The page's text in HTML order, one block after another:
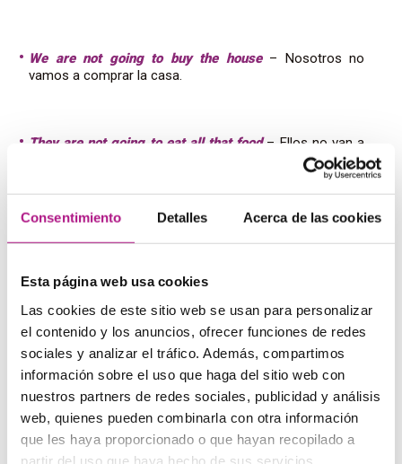
Consentimiento Detalles Acerca de las cookies
Esta página web usa cookies
Las cookies de este sitio web se usan para personalizar
el contenido y los anuncios, ofrecer funciones de redes
sociales y analizar el tráfico. Además, compartimos
información sobre el uso que haga del sitio web con
nuestros partners de redes sociales, publicidad y análisis
web, quienes pueden combinarla con otra información
que les haya proporcionado o que hayan recopilado a
partir del uso que haya hecho de sus servicios.
We are not going to buy the house– Nosotros no
vamos a comprar la casa.
They are not going to eat all that food– Ellos no van a
Estructura going to en
interrogación
Para formar preguntas con elgoing tohay que alterar el
orden. Como siempre cuando se formulanpreguntasen
inglés. El verbo to be
va al principio, y a continuación va el
sujeto.
To be+ sujeto +going to+ infinitivo + complemento
Aquí tienes algunos ejemplos:
Are you going to eat all this? – ¿Te vas a comer todo